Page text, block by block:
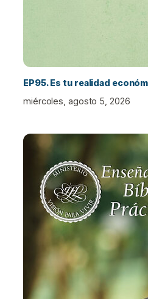
EP95. Es tu realidad
miércoles, agosto 5, 2026